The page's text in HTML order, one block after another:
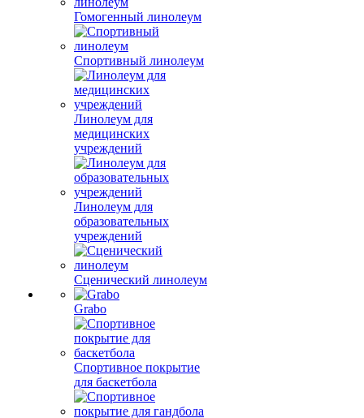
Гомогенный линолеум
Спортивный линолеум
Линолеум для
медицинских
учреждений
Линолеум для
образовательных
учреждений
Сценический линолеум
Grabo
Спортивное покрытие
для баскетбола